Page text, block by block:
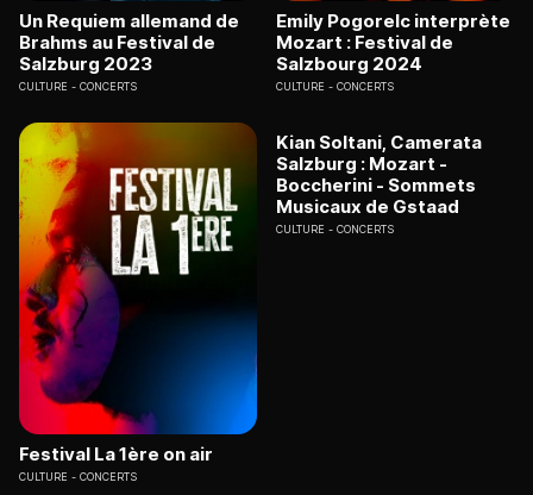
Un Requiem allemand de
Brahms au Festival de
Salzburg 2023
CULTURE CONCERTS
Emily Pogorelc interprète
Mozart : Festival de
Salzbourg 2024
CULTURE CONCERTS
Festival La 1ère on air
CULTURE CONCERTS
Kian Soltani, Camerata
Salzburg : Mozart -
Boccherini - Sommets
Musicaux de Gstaad
CULTURE CONCERTS